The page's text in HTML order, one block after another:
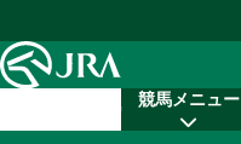
競馬メニュー